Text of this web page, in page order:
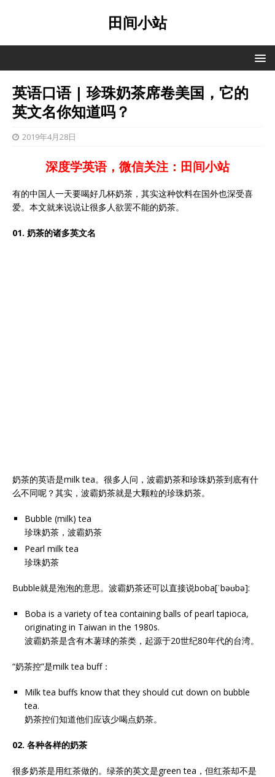
田间小站
英语口语 | 珍珠奶茶席卷美国，它的
英文名你知道吗？
2019年4月28日
深度学英语，微信关注：田间小站
有的中国人一天要喝好几杯奶茶，其实这种饮料在国外也深受喜
爱。本文就来说说让很多人欲罢不能的奶茶。
01. 奶茶的诸多英文名
奶茶的英语是milk tea。很多人问，波霸奶茶和珍珠奶茶到底有什
么不同呢？其实，波霸奶茶就是大颗粒的珍珠奶茶。
Bubble (milk) tea
珍珠奶茶，波霸奶茶
Pearl milk tea
珍珠奶茶
Bubble就是泡泡的意思。波霸奶茶还可以直接说boba[ˈbəʊbə]:
Boba is a variety of tea containing balls of pearl tapioca,
originating in Taiwan in the 1980s.
波霸奶茶是含有木薯球的茶类，起源于20世纪80年代的台湾。
“奶茶控”是milk tea buff：
Milk tea buffs know that they should cut down on bubble
tea.
奶茶控们知道他们应该少喝点奶茶。
02. 各种各样的奶茶
很多奶茶是用红茶做的。绿茶的英文是green tea，但红茶却不是